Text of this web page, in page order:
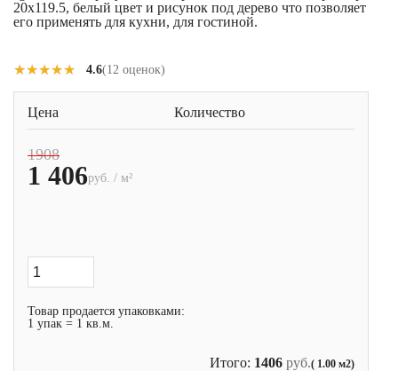
20x119.5, белый цвет и рисунок под дерево что позволяет
его применять для кухни, для гостиной.
★★★★★
★★★★★ 4.6(12 оценок)
Цена Количество
1908
1 406руб. / м²
Товар продается упаковками:
1 упак = 1 кв.м.
Итого: 1406 руб.( 1.00 м2)